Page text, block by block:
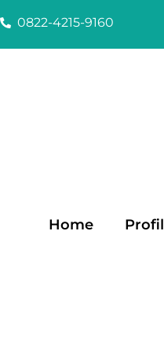
0822-4215-9160
Home Profil